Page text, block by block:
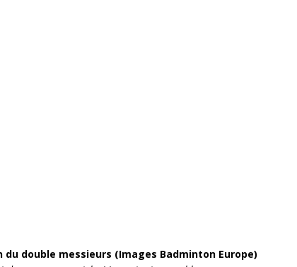
double messieurs (Images Badminton Europe)